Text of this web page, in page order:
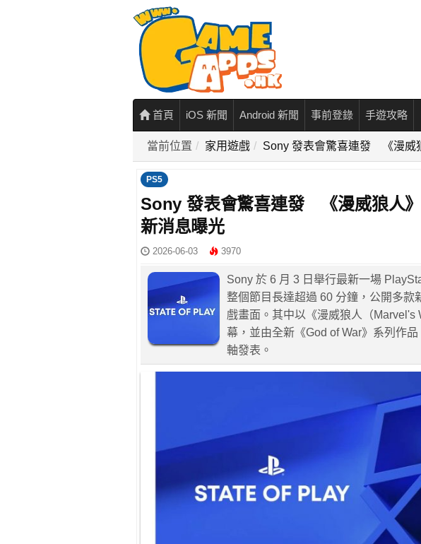
首頁 iOS 新聞 Android 新聞 事前登錄 手遊攻略
當前位置 家用遊戲 Sony 發表會驚喜連發 《漫威
PS5
Sony 發表會驚喜連發 《漫威狼人
新消息曝光
2026-06-03 3970
Sony 於 6 月 3 日舉行最新一場
整個節目長達超過 60 分鐘，公開多款
戲畫面。其中以《漫威狼人（
幕，並由全新《God of War》系列作
軸發表。